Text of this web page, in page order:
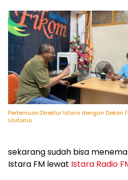
Pertemuan Direktur Istara dengan Dekan
Unitomo
sekarang sudah bisa
Istara FM lewat Istara Radio